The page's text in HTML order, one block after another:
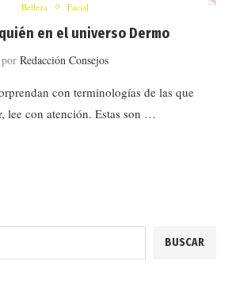
Belleza Facial
en el universo Dermo
por Redacción Consejos
con terminologías de las que
lee con atención. Estas son …
BUSCAR